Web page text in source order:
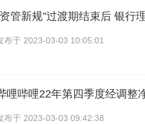
管新规”过渡期结束后 银行
布于 2023-03-03 10:05:01
哩哔哩22年第四季度经调整
布于 2023-03-03 09:42:38